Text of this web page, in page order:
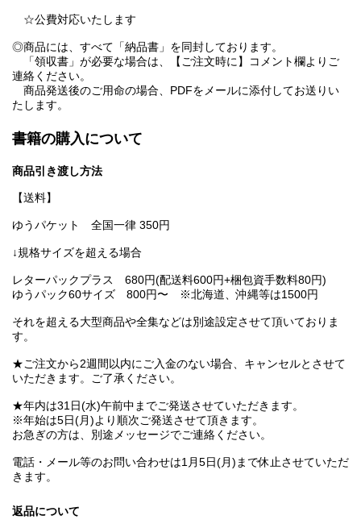
☆公費対応いたします
◎商品には、すべて「納品書」を同封しております。
「領収書」が必要な場合は、【ご注文時に】コメント欄よりご
連絡ください。
商品発送後のご用命の場合、PDFをメールに添付してお送りい
たします。
書籍の購入について
商品引き渡し方法
【送料】
ゆうパケット 全国一律 350円
↓規格サイズを超える場合
レターパックプラス 680円(配送料600円+梱包資手数料80円)
ゆうパック60サイズ 800円〜 ※北海道、沖縄等は1500円
それを超える大型商品や全集などは別途設定させて頂いておりま
す。
★ご注文から2週間以内にご入金のない場合、キャンセルとさせて
いただきます。ご了承ください。
★年内は31日(水)午前中までご発送させていただきます。
※年始は5日(月)より順次ご発送させて頂きます。
お急ぎの方は、別途メッセージでご連絡ください。
電話・メール等のお問い合わせは1月5日(月)まで休止させていただ
きます。
返品について